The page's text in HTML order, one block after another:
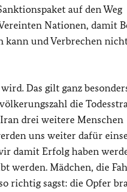
auf den Weg
Nationen, damit
kann und Verbrechen
Das gilt ganz
die
drei weitere Menschen
uns weiter dafür
damit Erfolg haben
werden. Mädchen, die
richtig sagst: die Opfer